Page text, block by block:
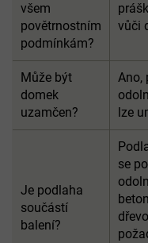
všem
povětrnostním
podmínkám?
vůči
Může být
domek
uzamčen?
Ano,
lze
Je podlaha
součástí
balení?
se